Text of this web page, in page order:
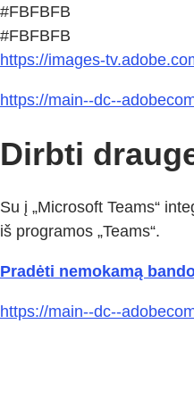
#FBFBFB
#FBFBFB
https://images-
https://main--dc--
Dirbti
Su į „Microsoft Teams“
iš programos „Teams“.
Pradėti nemokamą
https://main--dc--